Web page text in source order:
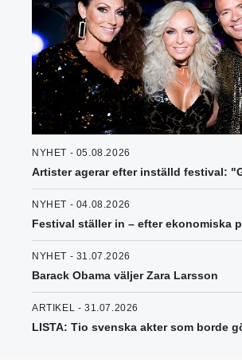
NYHET - 05.08.2026
Artister agerar efter inställd festival:
NYHET - 04.08.2026
Festival ställer in – efter ekonomiska
NYHET - 31.07.2026
Barack Obama väljer Zara Larsson
ARTIKEL - 31.07.2026
LISTA: Tio svenska akter som borde